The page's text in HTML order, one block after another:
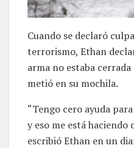
Cuando se declaró
terrorismo, Ethan
arma no estaba
metió en su mochila.
“Tengo cero ayuda
y eso me está haciendo
escribió Ethan en un